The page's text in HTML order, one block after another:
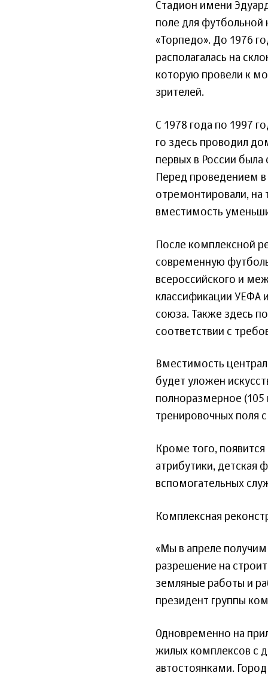
Стадион имени
поле для
«Торпедо». До 1976
располагалась на
которую провели к
зрителей.
С 1978 года по 1997
го здесь проводил
первых в России была
Перед проведением
отремонтировали, на
вместимость
После комплексной
современную
всероссийского и
классификации УЕФА
союза. Также здесь
соответствии с
Вместимость
будет уложен
полноразмерное (105
тренировочных поля
Кроме того,
атрибутики, детская
вспомогательных
Комплексная
«Мы в апреле
разрешение на
земляные работы и
президент группы
Одновременно на
жилых комплексов с
автостоянками.